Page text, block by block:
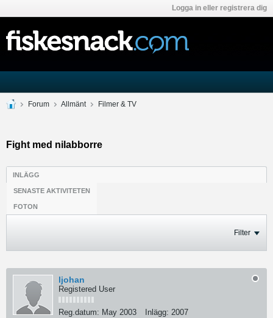
Logga in eller registrera dig
Forum Allmänt Filmer & TV
Fight med nilabborre
INLÄGG
SENASTE AKTIVITETEN
FOTON
Filter
ljohan
Registered User
Reg.datum: May 2003 Inlägg: 2007